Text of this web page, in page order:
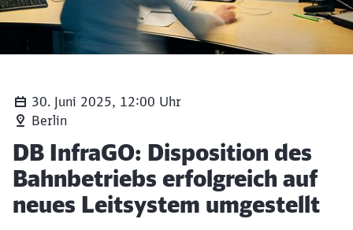
30. Juni 2025, 12:00 Uhr
Berlin
Artikel:
DB InfraGO: Disposition des
Bahnbetriebs erfolgreich auf
neues Leitsystem umgestellt